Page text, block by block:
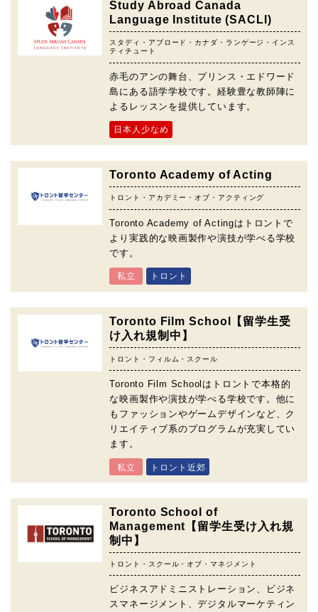
Study Abroad Canada
Language Institute (SACLI)
スタディ・アブロード・カナダ・ランゲージ・インス
ティチュート
赤毛のアンの舞台、プリンス・エドワード
島にある語学学校です。経験豊な教師陣に
よるレッスンを提供しています。
日本人少なめ
Toronto Academy of Acting
トロント・アカデミー・オブ・アクティング
Toronto Academy of Actingはトロントで
より実践的な映画製作や演技が学べる学校
です。
私立 トロント
Toronto Film School【留学生受
け入れ規制中】
トロント・フィルム・スクール
Toronto Film Schoolはトロントで本格的
な映画製作や演技が学べる学校です。他に
もファッションやゲームデザインなど、ク
リエイティブ系のプログラムが充実してい
ます。
私立 トロント近郊
Toronto School of
Management【留学生受け入れ規
制中】
トロント・スクール・オブ・マネジメント
ビジネスアドミニストレーション、ビジネ
スマネージメント、デジタルマーケティン